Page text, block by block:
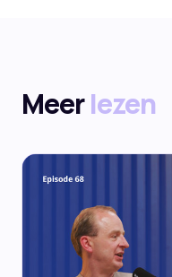
Meerlezen